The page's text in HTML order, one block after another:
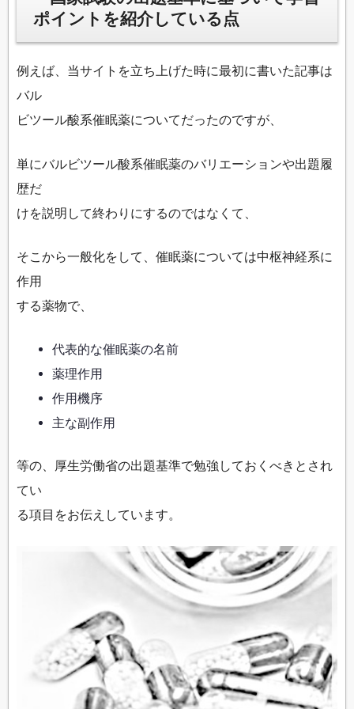
ポイントを紹介している点
例えば、当サイトを立ち上げた時に最初に書いた記事は
バル
ビツール酸系催眠薬についてだったのですが、
単にバルビツール酸系催眠薬のバリエーションや出題履
歴だ
けを説明して終わりにするのではなくて、
そこから一般化をして、催眠薬については中枢神経系に
作用
する薬物で、
代表的な催眠薬の名前
薬理作用
作用機序
主な副作用
等の、厚生労働省の出題基準で勉強しておくべきとされ
てい
る項目をお伝えしています。